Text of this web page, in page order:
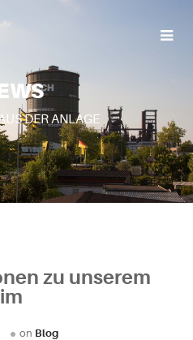
DER ANLAGE
zu unserem
on Blog